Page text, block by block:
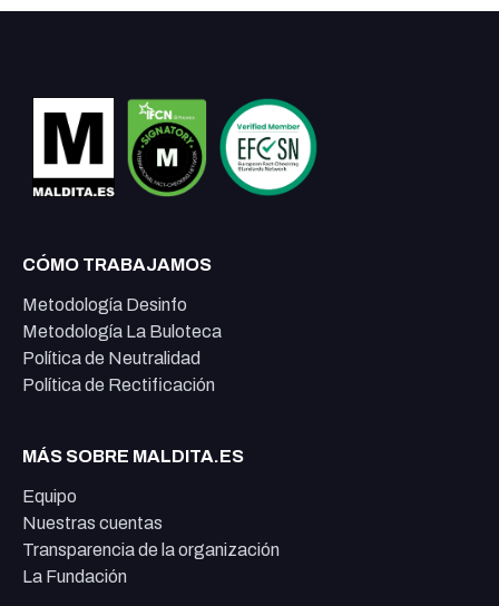
CÓMO TRABAJAMOS
Metodología Desinfo
Metodología La Buloteca
Política de Neutralidad
Política de Rectificación
MÁS SOBRE MALDITA.ES
Equipo
Nuestras cuentas
Transparencia de la organización
La Fundación